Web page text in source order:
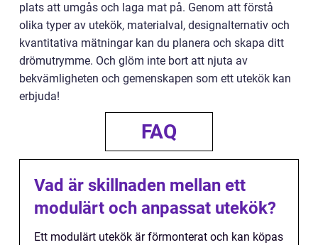
plats att umgås och laga mat på. Genom att förstå
olika typer av utekök, materialval, designalternativ och
kvantitativa mätningar kan du planera och skapa ditt
drömutrymme. Och glöm inte bort att njuta av
bekvämligheten och gemenskapen som ett utekök kan
erbjuda!
FAQ
Vad är skillnaden mellan ett
modulärt och anpassat utekök?
Ett modulärt utekök är förmonterat och kan köpas